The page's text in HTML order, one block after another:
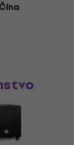
Čína